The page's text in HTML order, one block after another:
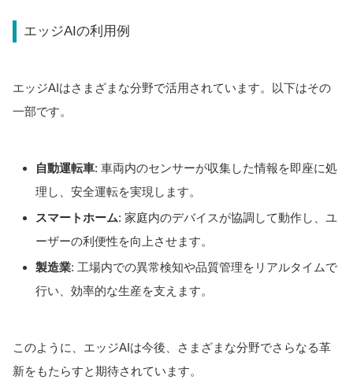
エッジAIの利用例
エッジAIはさまざまな分野で活用されています。以下はその
一部です。
自動運転車: 車両内のセンサーが収集した情報を即座に処
理し、安全運転を実現します。
スマートホーム: 家庭内のデバイスが協調して動作し、ユ
ーザーの利便性を向上させます。
製造業: 工場内での異常検知や品質管理をリアルタイムで
行い、効率的な生産を支えます。
このように、エッジAIは今後、さまざまな分野でさらなる革
新をもたらすと期待されています。